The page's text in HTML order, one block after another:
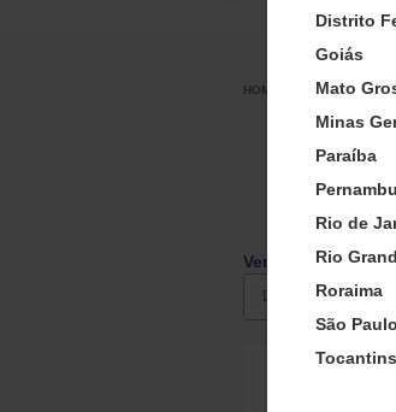
Distrito
Goiás
Mato
Minas
Paraíba
Rio de
Rio
Roraima
São Paulo
Tocantins
VIDROS
Vidro
Proteção
|
Verificar